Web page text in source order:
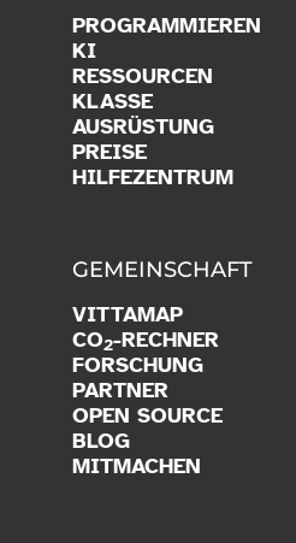
PROGRAMMIEREN
KI
RESSOURCEN
KLASSE
AUSRÜSTUNG
PREISE
HILFEZENTRUM
GEMEINSCHAFT
VITTAMAP
CO2-RECHNER
FORSCHUNG
PARTNER
OPEN SOURCE
BLOG
MITMACHEN